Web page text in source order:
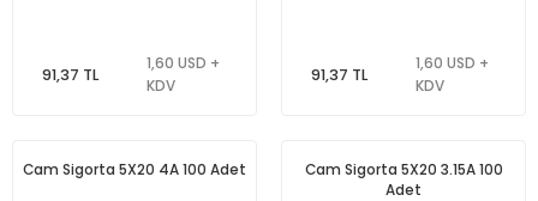
91,37 TL
1,60 USD +
KDV
91,37 TL
1,60 USD +
KDV
Cam Sigorta 5X20 4A 100 Adet
Cam Sigorta 5X20 3.15A 100
Adet